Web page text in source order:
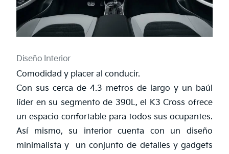
Diseño Interior
Comodidad y placer al conducir.
Con sus cerca de 4.3 metros de largo y un baúl
líder en su segmento de 390L, el K3 Cross ofrece
un espacio confortable para todos sus ocupantes.
Así mismo, su interior cuenta con un diseño
minimalista y un conjunto de detalles y gadgets